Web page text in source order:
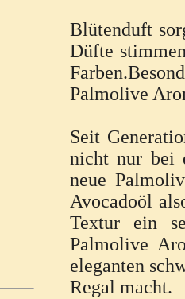
Blütenduft
Düfte
Palmolive
Seit
nicht nur bei
neue
Avocadoöl
Textur ein
Palmolive
eleganten
Regal macht.